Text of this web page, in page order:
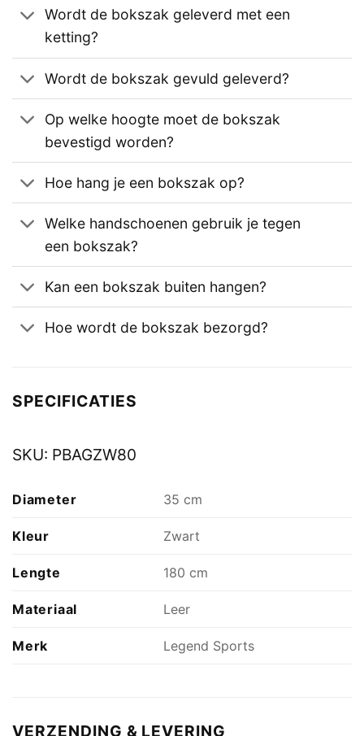
Wordt de bokszak geleverd met een
ketting?
Wordt de bokszak gevuld geleverd?
Op welke hoogte moet de bokszak
bevestigd worden?
Hoe hang je een bokszak op?
Welke handschoenen gebruik je tegen
een bokszak?
Kan een bokszak buiten hangen?
Hoe wordt de bokszak bezorgd?
SPECIFICATIES
SKU: PBAGZW80
Diameter 35 cm
Kleur Zwart
Lengte 180 cm
Materiaal Leer
Merk Legend Sports
VERZENDING & LEVERING